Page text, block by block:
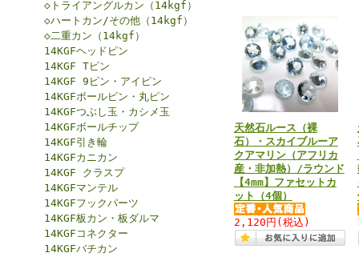
◇トライアングルカン（14kgf）
◇ハートカン/その他（14kgf）
◇二重カン（14kgf）
14KGFヘッドピン
14KGF Tピン
14KGF 9ピン・アイピン
14KGFボールピン・丸ピン
14KGFつぶし玉・カシメ玉
14KGFボールチップ
14KGF引き輪
14KGFカニカン
14KGF クラスプ
14KGFマンテル
14KGFフックパーツ
14KGF板カン・板ダルマ
14KGFコネクター
14KGFバチカン
天然石ルース（裸
石）・スカイブルーア
クアマリン（アフリカ
産・非加熱）/ラウンド
【4mm】ファセットカ
ット（4個）
2,120円 (税込)